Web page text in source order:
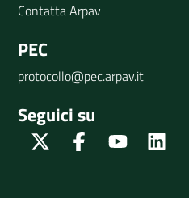
Contatta Arpav
PEC
protocollo@pec.arpav.it
Seguici su
Twitter FacebookYoutube